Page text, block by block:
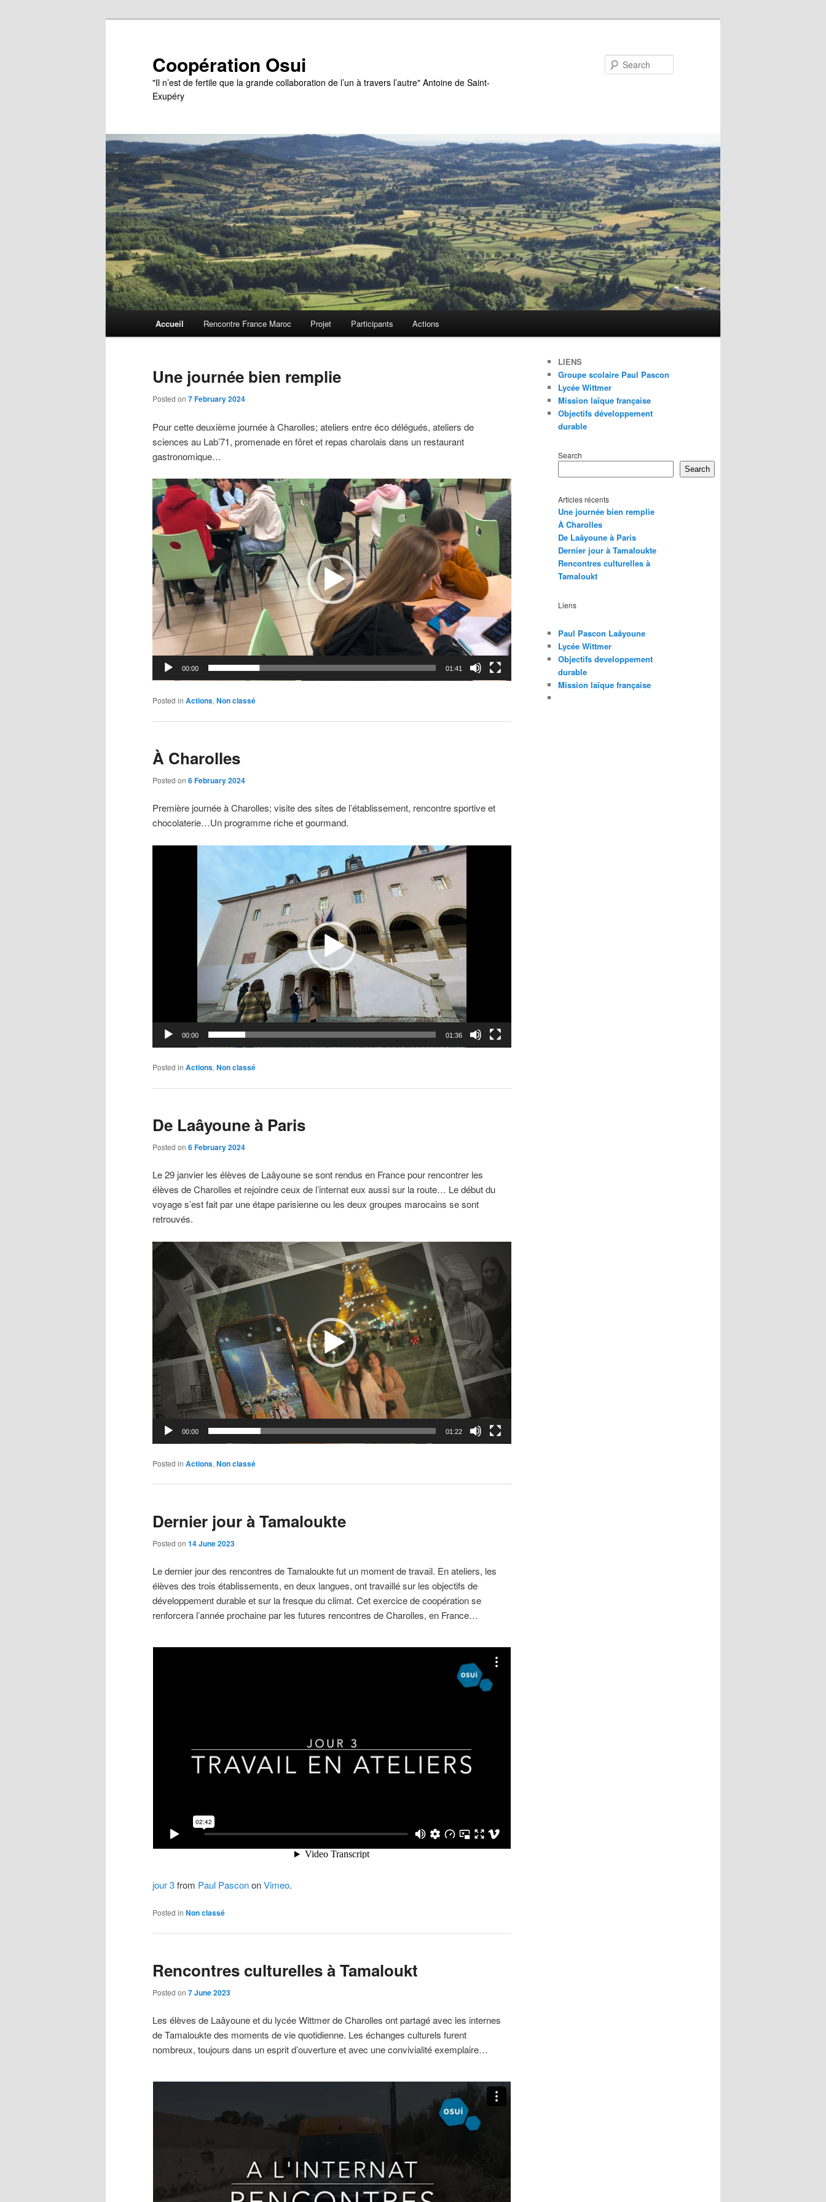
Coopération Osui
"Il n’est de fertile que la grande collaboration de l’un à travers l’autre" Antoine de Saint-
Exupéry
Accueil Rencontre France Maroc Projet Participants Actions
Une journée bien remplie
Posted on 7 February 2024
Pour cette deuxième journée à Charolles; ateliers entre éco délégués, ateliers de
sciences au Lab’71, promenade en fôret et repas charolais dans un restaurant
gastronomique…
Video
Player
00:00 01:41
Posted in Actions,Non classé
À Charolles
Posted on 6 February 2024
Première journée à Charolles; visite des sites de l’établissement, rencontre sportive et
chocolaterie…Un programme riche et gourmand.
00:00 01:36
Posted in Actions, Non classé
De Laâyoune à Paris
Posted on 6 February 2024
Le 29 janvier les élèves de Laâyoune se sont rendus en France pour rencontrer les
élèves de Charolles et rejoindre ceux de l’internat eux aussi sur la route… Le début du
voyage s’est fait par une étape parisienne ou les deux groupes marocains se sont
retrouvés.
Video
00:00 01:22
Posted in Actions, Non classé
Dernier jour à Tamaloukte
Posted on 14 June 2023
Le dernier jour des rencontres de Tamaloukte fut un moment de travail. En ateliers, les
élèves des trois établissements, en deux langues, ont travaillé sur les objectifs de
développement durable et sur la fresque du climat. Cet exercice de coopération se
renforcera l’année prochaine par les futures rencontres de Charolles, en France…
jour 3from Paul PascononVimeo.
Posted in Non classé
Rencontres culturelles à Tamaloukt
Posted on 7 June 2023
Les élèves de Laâyoune et du lycée Wittmer de Charolles ont partagé avec les internes
de Tamaloukte des moments de vie quotidienne. Les échanges culturels furent
nombreux, toujours dans un esprit d’ouverture et avec une convivialité exemplaire…
LIENS
Groupe scolaire Paul Pascon
Lycée Wittmer
Mission laïque française
Objectifs développement
durable
Search
Search
Articles récents
Une journée bien remplie
À Charolles
De Laâyoune à Paris
Dernier jour à Tamaloukte
Rencontres culturelles à
Tamaloukt
Liens
Paul Pascon Laâyoune
Lycée Wittmer
Objectifs developpement
durable
Mission laïque française